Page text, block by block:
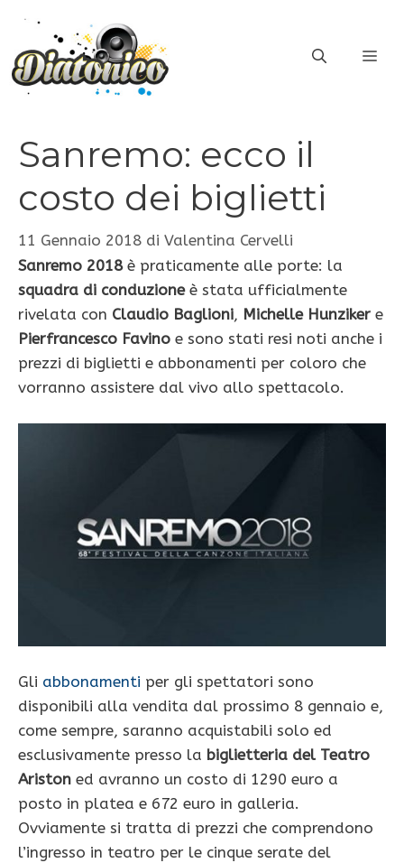
contenuto
Sanremo: ecco il
costo dei biglietti
11 Gennaio 2018 di Valentina Cervelli
Sanremo 2018è praticamente alle porte: la
squadra di conduzioneè stata ufficialmente
rivelata con Claudio Baglioni, Michelle Hunziker e
Pierfrancesco Favino e sono stati resi noti anche i
prezzi di biglietti e abbonamenti per coloro che
vorranno assistere dal vivo allo spettacolo.
Gli abbonamenti per gli spettatori sono
disponibili alla vendita dal prossimo 8 gennaio e,
come sempre, saranno acquistabili solo ed
esclusivamente presso la biglietteria del Teatro
Ariston ed avranno un costo di 1290 euro a
posto in platea e 672 euro in galleria.
Ovviamente si tratta di prezzi che comprendono
l’ingresso in teatro per le cinque serate del